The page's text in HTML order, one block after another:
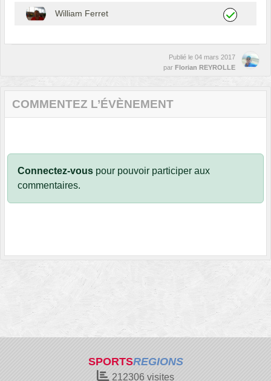
William Ferret
Publié le 04 mars 2017
par Florian REYROLLE
COMMENTEZ L’ÉVÈNEMENT
Connectez-vous pour pouvoir participer aux
commentaires.
SPORTSREGIONS
212306 visites